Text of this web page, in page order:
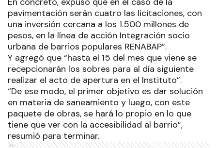
pavimentación serán cuatro las licitaciones, con
una inversión cercana a los 1.500 millones de
pesos, en la línea de acción Integración socio
urbana de barrios populares RENABAP”.
Y agregó que “hasta el 15 del mes que viene se
recepcionarán los sobres para al día siguiente
realizar el acto de apertura en el Instituto”.
“De ese modo, el primer objetivo es dar solución
en materia de saneamiento y luego, con este
paquete de obras, se hará lo propio en lo que
tiene que ver con la accesibilidad al barrio”,
resumió para terminar.
Ads